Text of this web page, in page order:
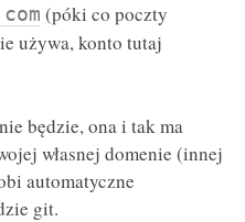
(póki co poczty
używa, konto tutaj
będzie, ona i tak ma
własnej domenie (innej
automatyczne
git.